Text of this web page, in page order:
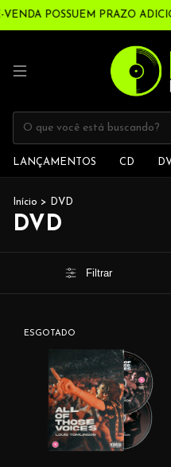
POSSUEM PRAZO
LANÇAMENTOS CD
Início > DVD
DVD
Filtrar
ESGOTADO